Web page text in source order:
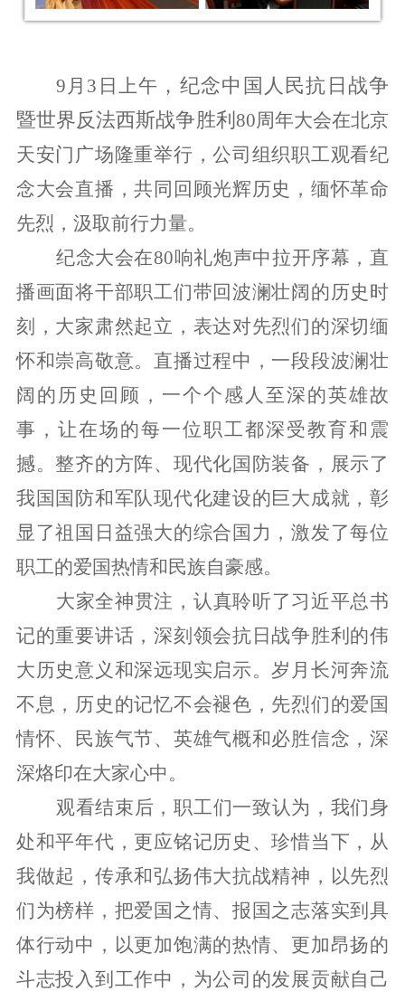
9月3日上午 ，纪念中国人民抗日战争
暨世界反法西斯战争胜利 80周年大会在北京
天安门广场隆重举行，公司组织职工观看纪
念大会直播，共同回顾光辉历史，缅怀革命
先烈，汲取前行力量。
纪念大会在80响礼炮声中拉开序幕，直
播画面将干部职工们带回波澜壮阔的历史时
刻，大家肃然起立，表达对先烈们的深切缅
怀和崇高敬意。直播过程中，一段段波澜壮
阔的历史回顾，一个个感人至深的英雄故
事，让在场的每一位职工都深受教育和震
撼。整齐的方阵、现代化国防装备，展示了
我国国防和军队现代化建设的巨大成就，彰
显了祖国日益强大的综合国力，激发了每位
职工的爱国热情和民族自豪感。
大家全神贯注，认真聆听了习近平总书
记的重要讲话，深刻领会抗日战争胜利的伟
大历史意义和深远现实启示。岁月长河奔流
不息，历史的记忆不会褪色，先烈们的爱国
情怀、民族气节、英雄气概和必胜信念，深
深烙印在大家心中。
观看结束后，职工们一致认为，我们身
处和平年代，更应铭记历史、珍惜当下，从
我做起，传承和弘扬伟大抗战精神，以先烈
们为榜样，把爱国之情、报国之志落实到具
体行动中，以更加饱满的热情、更加昂扬的
斗志投入到工作中，为公司的发展贡献自己